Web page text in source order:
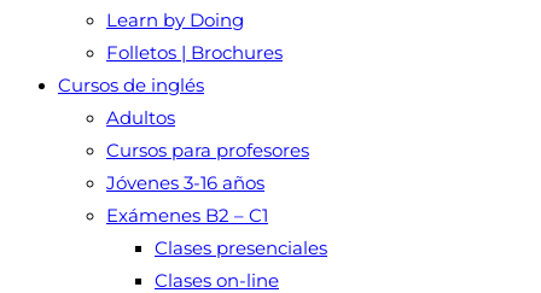
Learn by Doing
Folletos | Brochures
Cursos de inglés
Adultos
Cursos para profesores
Jóvenes 3-16 años
Exámenes B2 – C1
Clases presenciales
Clases on-line